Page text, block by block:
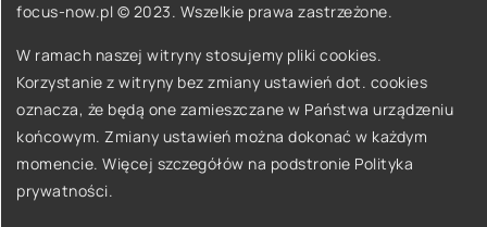
focus-now.pl © 2023. Wszelkie prawa zastrzeżone.
W ramach naszej witryny stosujemy pliki cookies.
Korzystanie z witryny bez zmiany ustawień dot. cookies
oznacza, że będą one zamieszczane w Państwa urządzeniu
końcowym. Zmiany ustawień można dokonać w każdym
momencie. Więcej szczegółów na podstronie Polityka
prywatności.